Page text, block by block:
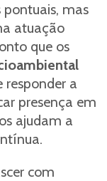
mas
atuação
que os
a
presença em
ajudam a
com